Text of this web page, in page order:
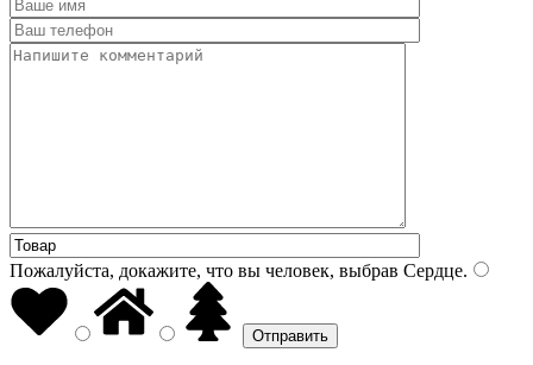
Пожалуйста, докажите, что вы человек, выбрав Сердце.